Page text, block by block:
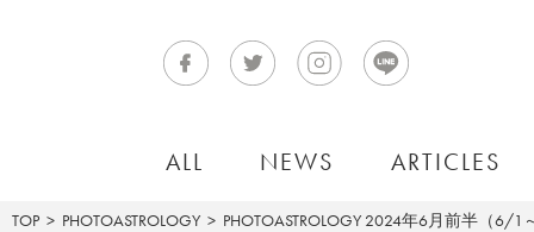
ALL NEWS ARTICLES
TOP PHOTOASTROLOGY PHOTOASTROLOGY 2024年6月前半（6/1